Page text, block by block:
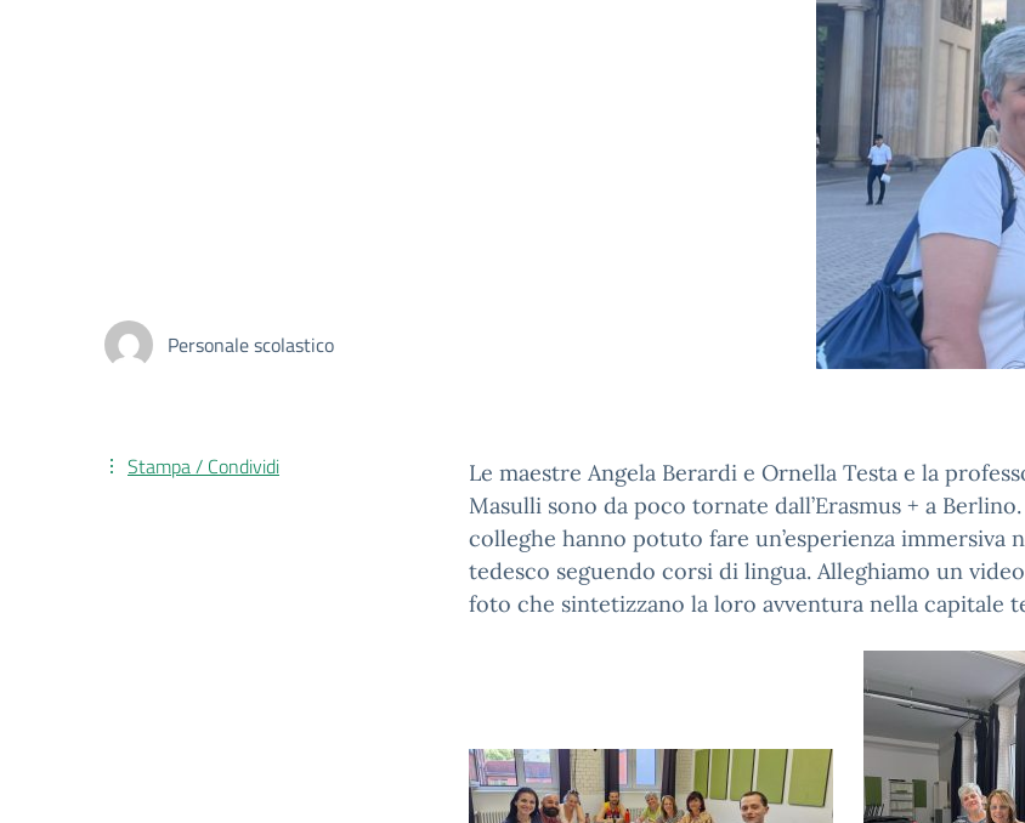
Personale scolastico
Le maestre Angela Berardi e Ornella Testa e la
Masulli sono da poco tornate dall’Erasmus + a
colleghe hanno potuto fare un’esperienza immersiva
tedesco seguendo corsi di lingua. Alleghiamo un
foto che sintetizzano la loro avventura nella capitale
Stampa / Condividi